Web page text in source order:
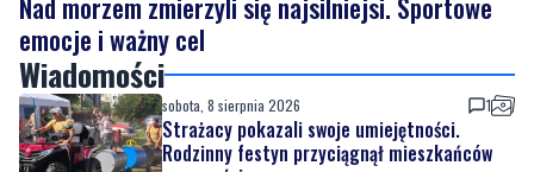
emocje i ważny cel
Wiadomości
sobota, 8 sierpnia 2026 1
Strażacy pokazali swoje umiejętności.
Rodzinny festyn przyciągnął mieszkańców